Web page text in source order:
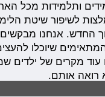
ותלמידות מכל
לשיפור שיטת
החדש. אנחנו מבקשים
שיוכלו
עוד מקרים של ילדים
רואה אותם.